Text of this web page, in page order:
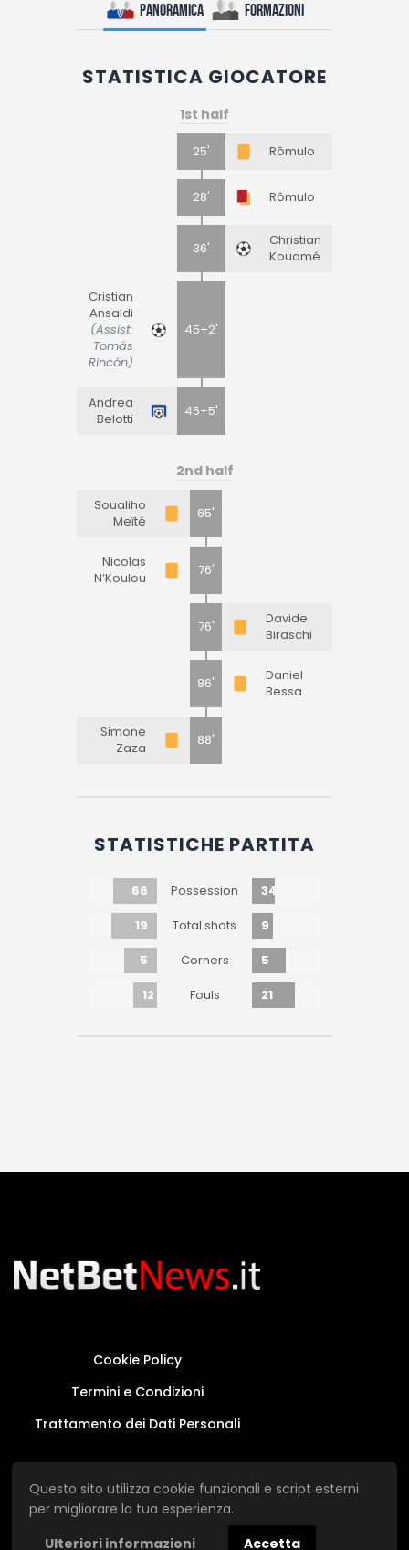
Questo sito utilizza cookie funzionali e script esterni
per migliorare la tua esperienza.
Ulteriori informazioni
Accetta
Panoramica Formazioni
STATISTICA GIOCATORE
1st half
25' Rômulo
28' Rômulo
36'
Christian
Kouamé
Cristian
Ansaldi
(Assist:
Tomás
Rincón)
45+2'
Andrea
Belotti
45+5'
2nd half
Soualiho
Meïté
65'
Nicolas
N’Koulou
76'
76'
Davide
Biraschi
86'
Daniel
Bessa
Simone
Zaza
88'
STATISTICHE PARTITA
66 Possession
34
19
Total shots
9
5
Corners
5
12
Fouls 21
Cookie Policy
Termini e Condizioni
Trattamento dei Dati Personali
Questo sito non rappresenta una testata
giornalistica in quanto viene aggiornato senza
alcuna periodicità.